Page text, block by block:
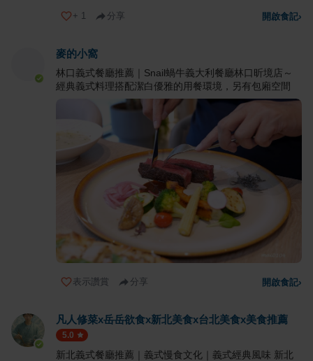
+ 1 分享 開啟食記›
麥的小窩
林口義式餐廳推薦｜Snail蝸牛義大利餐廳林口昕境店～
經典義式料理搭配潔白優雅的用餐環境，另有包廂空間
表示讚賞 分享 開啟食記›
凡人修菜x岳岳欲食x新北美食x台北美食x美食推薦
5.0
新北義式餐廳推薦｜義式慢食文化｜義式經典風味 新北